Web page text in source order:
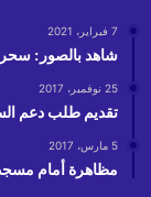
7 فبراير، 2021
شاهد بالصور: سحر
25 نوفمبر، 2017
تقديم طلب دعم
5 مارس، 2017
مظاهرة أمام